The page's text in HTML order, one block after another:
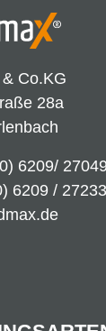
Co.KG
28a
6209/
6209 /